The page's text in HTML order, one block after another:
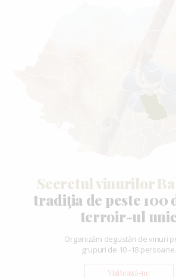
Secretul vinurilor
tradiţia de peste 100
terroir-ul
Organizăm degustări de vinuri
grupuri de 10 -18 persoane.
Vizitează-ne